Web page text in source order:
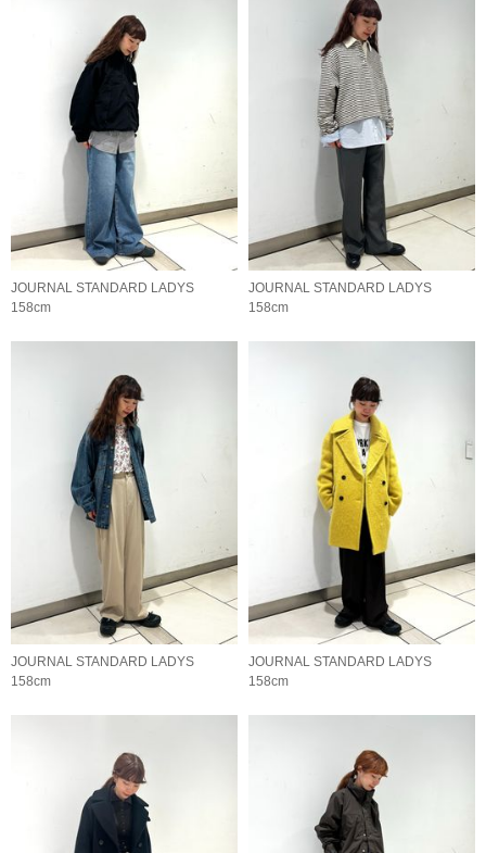
JOURNAL STANDARD LADYS
158cm
JOURNAL STANDARD LADYS
158cm
JOURNAL STANDARD LADYS
158cm
JOURNAL STANDARD LADYS
158cm